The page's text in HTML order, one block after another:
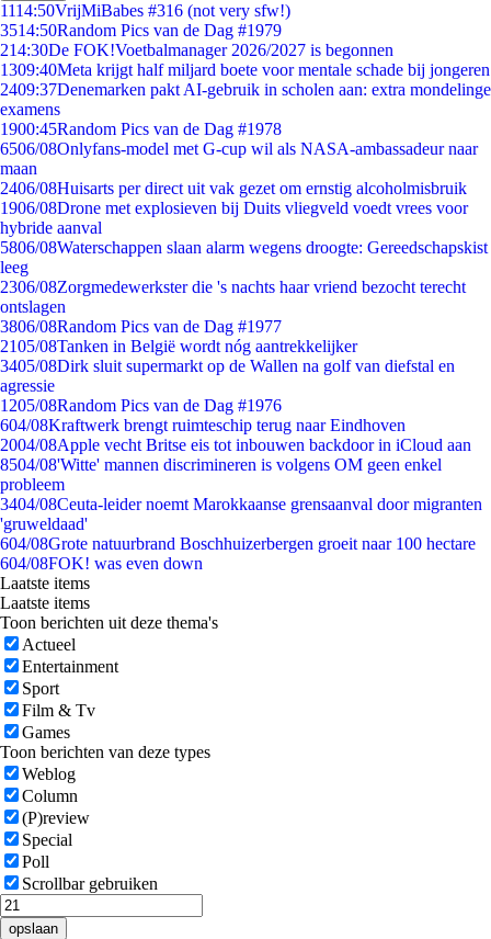
1114:50VrijMiBabes #316 (not very sfw!)
3514:50Random Pics van de Dag #1979
214:30De FOK!Voetbalmanager 2026/2027 is begonnen
1309:40Meta krijgt half miljard boete voor mentale schade bij jongeren
2409:37Denemarken pakt AI-gebruik in scholen aan: extra mondelinge
examens
1900:45Random Pics van de Dag #1978
6506/08Onlyfans-model met G-cup wil als NASA-ambassadeur naar
maan
2406/08Huisarts per direct uit vak gezet om ernstig alcoholmisbruik
1906/08Drone met explosieven bij Duits vliegveld voedt vrees voor
hybride aanval
5806/08Waterschappen slaan alarm wegens droogte: Gereedschapskist
leeg
2306/08Zorgmedewerkster die 's nachts haar vriend bezocht terecht
ontslagen
3806/08Random Pics van de Dag #1977
2105/08Tanken in België wordt nóg aantrekkelijker
3405/08Dirk sluit supermarkt op de Wallen na golf van diefstal en
agressie
1205/08Random Pics van de Dag #1976
604/08Kraftwerk brengt ruimteschip terug naar Eindhoven
2004/08Apple vecht Britse eis tot inbouwen backdoor in iCloud aan
8504/08'Witte' mannen discrimineren is volgens OM geen enkel
probleem
3404/08Ceuta-leider noemt Marokkaanse grensaanval door migranten
'gruweldaad'
604/08Grote natuurbrand Boschhuizerbergen groeit naar 100 hectare
604/08FOK! was even down
Laatste items
Laatste items
Toon berichten uit deze thema's
Actueel
Entertainment
Sport
Film & Tv
Games
Toon berichten van deze types
Weblog
Column
(P)review
Special
Poll
Scrollbar gebruiken
opslaan